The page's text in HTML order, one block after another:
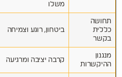
משלו
תחושה
כללית
בקשר
ביטחון, רוגע וצמיחה
מנגנון
ההיקשרות
קרבה יציבה ומרגיעה